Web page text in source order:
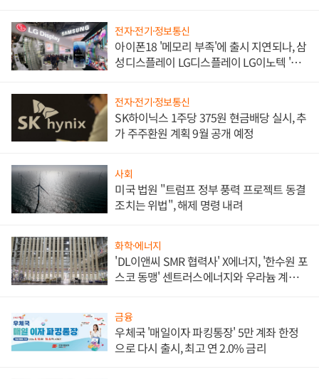
전자·전기·정보통신
아이폰18 '메모리 부족'에 출시 지연되나, 삼
성디스플레이 LG디스플레이 LG이노텍 '탈
전자·전기·정보통신
SK하이닉스 1주당 375원 현금배당 실시, 추
가 주주환원 계획 9월 공개 예정
사회
미국 법원 "트럼프 정부 풍력 프로젝트 동결
조치는 위법", 해제 명령 내려
화학·에너지
'DL이앤씨 SMR 협력사' X에너지, '한수원 포
스코 동맹' 센트러스에너지와 우라늄 계약
금융
우체국 '매일이자 파킹통장' 5만 계좌 한정
으로 다시 출시, 최고 연 2.0% 금리